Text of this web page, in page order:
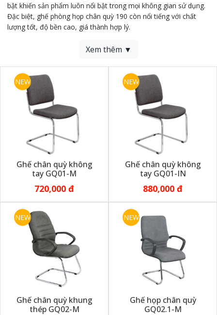
bật khiến sản phẩm luôn nổi bật trong mọi không gian sử dụng.
Đặc biệt, ghế phòng họp chân quỳ 190 còn nổi tiếng với chất
lượng tốt, độ bền cao, giá thành hợp lý.
Xem thêm ▼
NEW
Ghế chân quỳ không
tay GQ01-M
720,000 đ
NEW
Ghế chân quỳ không
tay GQ01-IN
880,000 đ
NEW
Ghế chân quỳ khung
thép GQ02-M
NEW
Ghế họp chân quỳ
GQ02.1-M